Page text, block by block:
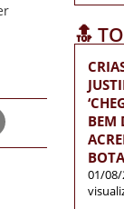
🔝
BEM
01/08/